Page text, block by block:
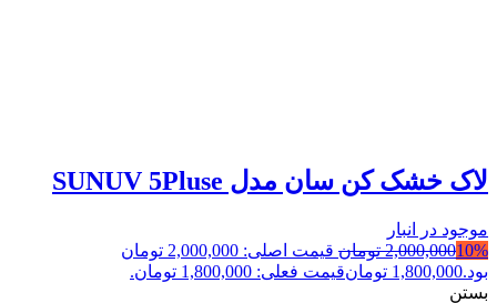
لاک خشک کن سان مدل SUNUV 5Pluse
موجود در انبار
10%
2,000,000 تومان
قیمت اصلی: 2,000,000 تومان
بود.1,800,000 تومانقیمت فعلی: 1,800,000 تومان.
بستن